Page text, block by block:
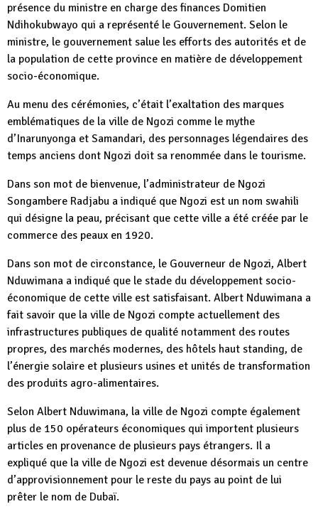
présence du ministre en charge des finances Domitien
Ndihokubwayo qui a représenté le Gouvernement. Selon le
ministre, le gouvernement salue les efforts des autorités et de
la population de cette province en matière de développement
socio-économique.
Au menu des cérémonies, c’était l’exaltation des marques
emblématiques de la ville de Ngozi comme le mythe
d’Inarunyonga et Samandari, des personnages légendaires des
temps anciens dont Ngozi doit sa renommée dans le tourisme.
Dans son mot de bienvenue, l’administrateur de Ngozi
Songambere Radjabu a indiqué que Ngozi est un nom swahili
qui désigne la peau, précisant que cette ville a été créée par le
commerce des peaux en 1920.
Dans son mot de circonstance, le Gouverneur de Ngozi, Albert
Nduwimana a indiqué que le stade du développement socio-
économique de cette ville est satisfaisant. Albert Nduwimana a
fait savoir que la ville de Ngozi compte actuellement des
infrastructures publiques de qualité notamment des routes
propres, des marchés modernes, des hôtels haut standing, de
l’énergie solaire et plusieurs usines et unités de transformation
des produits agro-alimentaires.
Selon Albert Nduwimana, la ville de Ngozi compte également
plus de 150 opérateurs économiques qui importent plusieurs
articles en provenance de plusieurs pays étrangers. Il a
expliqué que la ville de Ngozi est devenue désormais un centre
d’approvisionnement pour le reste du pays au point de lui
prêter le nom de Dubaï.